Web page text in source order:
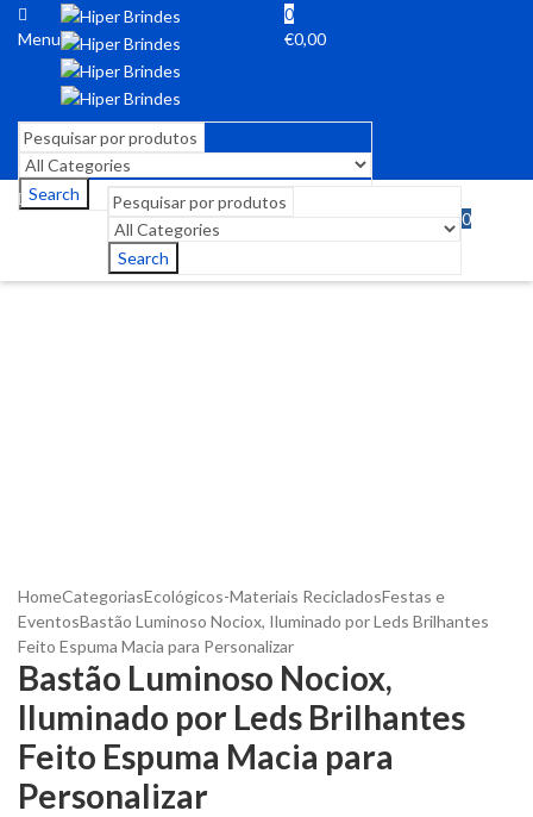
Menu
0
€0,00
Search
Search
0
HomeCategoriasEcológicos-Materiais RecicladosFestas e
EventosBastão Luminoso Nociox, Iluminado por Leds Brilhantes
Feito Espuma Macia para Personalizar
Bastão Luminoso Nociox,
Iluminado por Leds Brilhantes
Feito Espuma Macia para
Personalizar